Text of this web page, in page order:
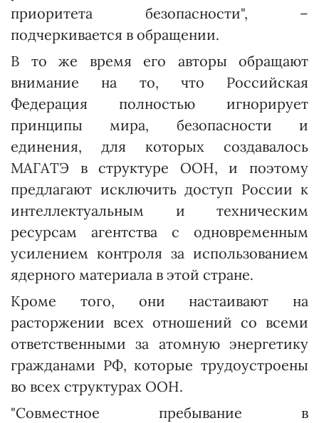
приоритета безопасности", –
подчеркивается в обращении.
В то же время его авторы обращают
внимание на то, что Российская
Федерация полностью игнорирует
принципы мира, безопасности и
единения, для которых создавалось
МАГАТЭ в структуре ООН, и поэтому
предлагают исключить доступ России к
интеллектуальным и техническим
ресурсам агентства с одновременным
усилением контроля за использованием
ядерного материала в этой стране.
Кроме того, они настаивают на
расторжении всех отношений со всеми
ответственными за атомную энергетику
гражданами РФ, которые трудоустроены
во всех структурах ООН.
"Совместное пребывание в